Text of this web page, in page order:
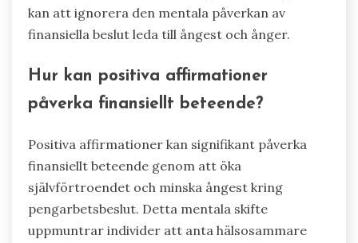
kan att ignorera den mentala påverkan av
finansiella beslut leda till ångest och ånger.
Hur kan positiva affirmationer
påverka finansiellt beteende?
Positiva affirmationer kan signifikant påverka
finansiellt beteende genom att öka
självförtroendet och minska ångest kring
pengarbetsbeslut. Detta mentala skifte
uppmuntrar individer att anta hälsosammare